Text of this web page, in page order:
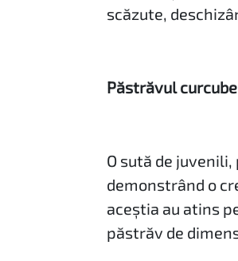
scăzute,
Păstrăvul
O sută de
demonstrând o
aceștia au atins
păstrăv de